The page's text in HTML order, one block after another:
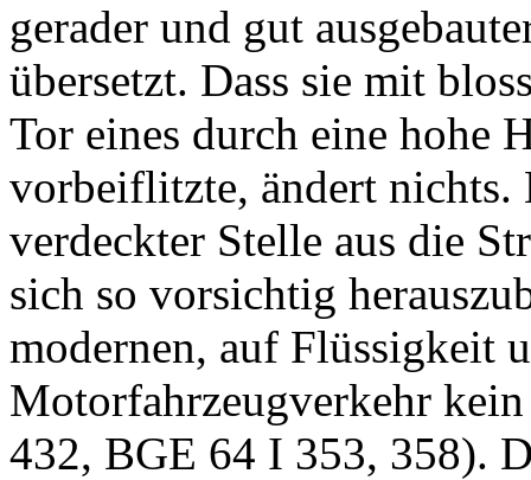
gerader und gut
übersetzt. Dass sie mit
Tor eines durch eine hohe
vorbeiflitzte, ändert nichts.
verdeckter Stelle aus die
sich so vorsichtig
modernen, auf Flüssigkeit
Motorfahrzeugverkehr kein
432, BGE 64 I 353, 358).